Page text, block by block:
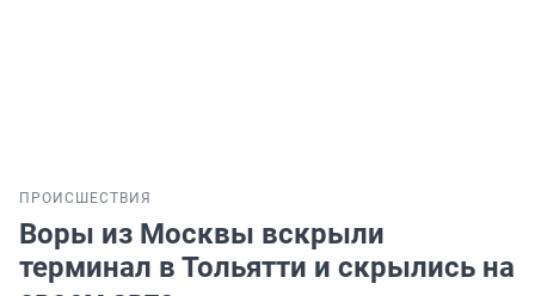
ПРОИСШЕСТВИЯ
Воры из Москвы вскрыли
терминал в Тольятти и скрылись на